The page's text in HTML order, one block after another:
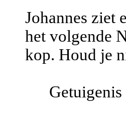
Johannes ziet
het volgende
kop. Houd je